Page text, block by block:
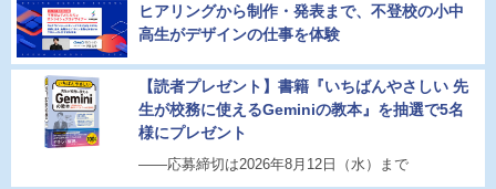
ヒアリングから制作・発表まで、不登校の小中
高生がデザインの仕事を体験
【読者プレゼント】書籍『いちばんやさしい 先
生が校務に使えるGeminiの教本』を抽選で5名
様にプレゼント
――応募締切は2026年8月12日（水）まで